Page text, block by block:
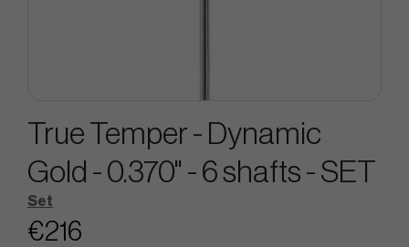
True Temper - Dynamic
Gold - 0.370" - 6 shafts - SET
Set
€216